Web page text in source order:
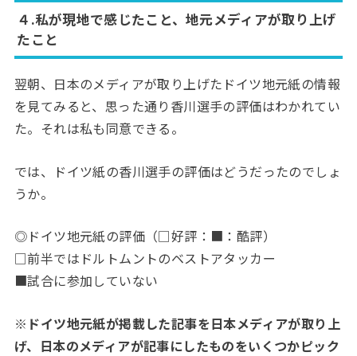
４.私が現地で感じたこと、地元メディアが取り上げ
たこと
翌朝、日本のメディアが取り上げたドイツ地元紙の情報
を見てみると、思った通り香川選手の評価はわかれてい
た。それは私も同意できる。
では、ドイツ紙の香川選手の評価はどうだったのでしょ
うか。
◎ドイツ地元紙の評価（□好評：■：酷評）
□前半ではドルトムントのベストアタッカー
■試合に参加していない
※ドイツ地元紙が掲載した記事を日本メディアが取り上
げ、日本のメディアが記事にしたものをいくつかピック